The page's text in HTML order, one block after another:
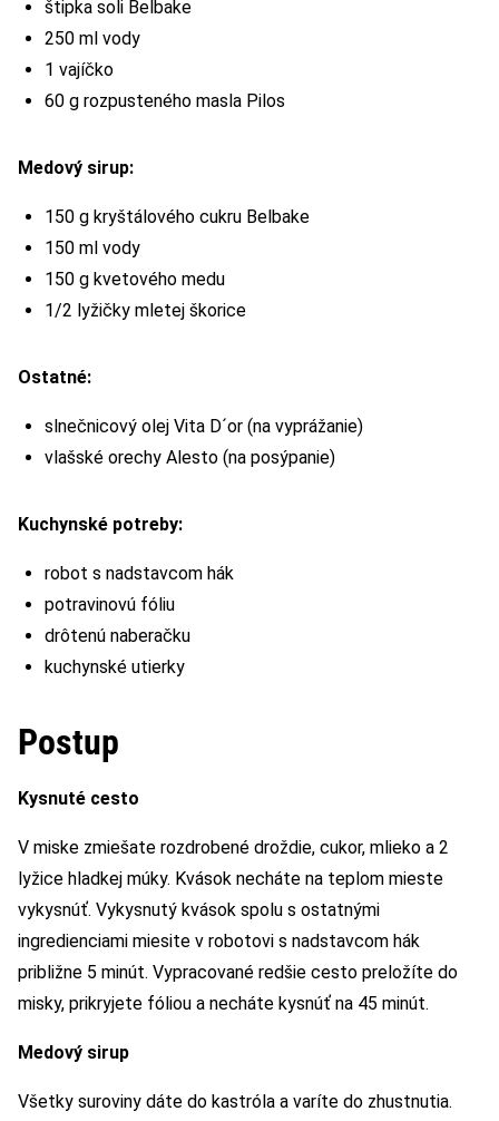
štipka soli Belbake
250 ml vody
1 vajíčko
60 g rozpusteného masla Pilos
Medový sirup:
150 g kryštálového cukru Belbake
150 ml vody
150 g kvetového medu
1/2 lyžičky mletej škorice
Ostatné:
slnečnicový olej Vita D´or (na vyprážanie)
vlašské orechy Alesto (na posýpanie)
Kuchynské potreby:
robot s nadstavcom hák
potravinovú fóliu
drôtenú naberačku
kuchynské utierky
Postup
Kysnuté cesto
V miske zmiešate rozdrobené droždie, cukor, mlieko a 2
lyžice hladkej múky. Kvások necháte na teplom mieste
vykysnúť. Vykysnutý kvások spolu s ostatnými
ingredienciami miesite v robotovi s nadstavcom hák
približne 5 minút. Vypracované redšie cesto preložíte do
misky, prikryjete fóliou a necháte kysnúť na 45 minút.
Medový sirup
Všetky suroviny dáte do kastróla a varíte do zhustnutia.